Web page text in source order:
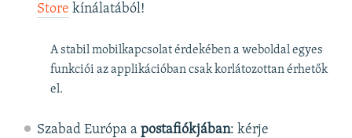
Store kínálatából!
A stabil mobilkapcsolat érdekében a weboldal egyes
funkciói az applikációban csak korlátozottan érhetők
el.
Szabad Európa a postafiókjában: kérje